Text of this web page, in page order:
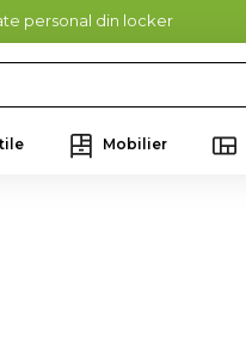
personal din locker
Mobilier